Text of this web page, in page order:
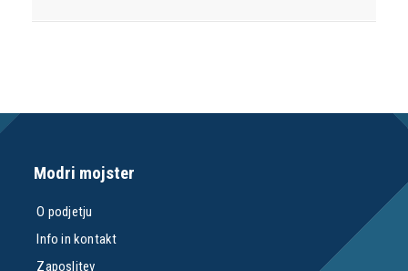
Modri mojster
O podjetju
Info in kontakt
Zaposlitev